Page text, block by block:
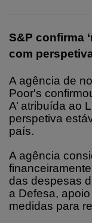
S&P confirma
com
A agência de
Poor's
A’ atribuída ao
perspetiva
país.
A agência
das despesas
a Defesa,
medidas para